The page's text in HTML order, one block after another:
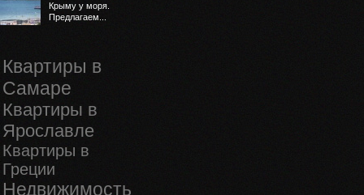
Крыму у моря.
Предлагаем...
Квартиры в
Самаре
Квартиры в
Ярославле
Квартиры в
Греции
Недвижимость